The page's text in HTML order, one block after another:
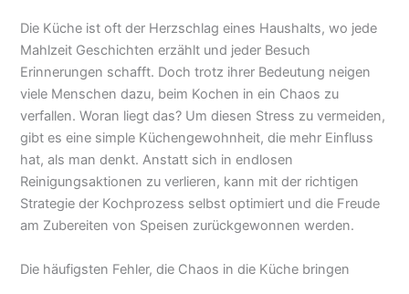
Die Küche ist oft der Herzschlag eines Haushalts, wo jede
Mahlzeit Geschichten erzählt und jeder Besuch
Erinnerungen schafft. Doch trotz ihrer Bedeutung neigen
viele Menschen dazu, beim Kochen in ein Chaos zu
verfallen. Woran liegt das? Um diesen Stress zu vermeiden,
gibt es eine simple Küchengewohnheit, die mehr Einfluss
hat, als man denkt. Anstatt sich in endlosen
Reinigungsaktionen zu verlieren, kann mit der richtigen
Strategie der Kochprozess selbst optimiert und die Freude
am Zubereiten von Speisen zurückgewonnen werden.
Die häufigsten Fehler, die Chaos in die Küche bringen